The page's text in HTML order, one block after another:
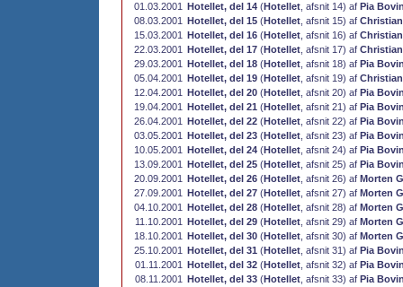
01.03.2001 Hotellet, del 14 (Hotellet , afsnit 14) af Pia
08.03.2001 Hotellet, del 15 (Hotellet , afsnit 15) af
15.03.2001 Hotellet, del 16 (Hotellet , afsnit 16) af
22.03.2001 Hotellet, del 17 (Hotellet , afsnit 17) af
29.03.2001 Hotellet, del 18 (Hotellet , afsnit 18) af Pia
05.04.2001 Hotellet, del 19 (Hotellet , afsnit 19) af
12.04.2001 Hotellet, del 20 (Hotellet , afsnit 20) af Pia
19.04.2001 Hotellet, del 21 (Hotellet , afsnit 21) af Pia
26.04.2001 Hotellet, del 22 (Hotellet , afsnit 22) af Pia
03.05.2001 Hotellet, del 23 (Hotellet , afsnit 23) af Pia
10.05.2001 Hotellet, del 24 (Hotellet , afsnit 24) af Pia
13.09.2001 Hotellet, del 25 (Hotellet , afsnit 25) af Pia
20.09.2001 Hotellet, del 26 (Hotellet , afsnit 26) af Morten
27.09.2001 Hotellet, del 27 (Hotellet , afsnit 27) af Morten
04.10.2001 Hotellet, del 28 (Hotellet , afsnit 28) af Morten
11.10.2001 Hotellet, del 29 (Hotellet , afsnit 29) af Morten
18.10.2001 Hotellet, del 30 (Hotellet , afsnit 30) af Morten
25.10.2001 Hotellet, del 31 (Hotellet , afsnit 31) af Pia
01.11.2001 Hotellet, del 32 (Hotellet , afsnit 32) af Pia
08.11.2001 Hotellet, del 33 (Hotellet , afsnit 33) af Pia